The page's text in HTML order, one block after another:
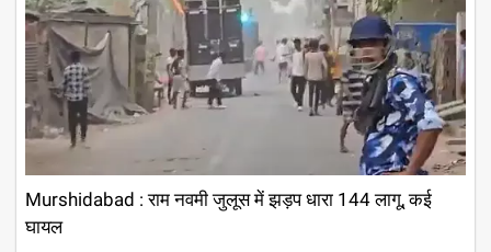
Murshidabad : राम नवमी जुलूस में झड़प धारा 144 लागू, कई
घायल